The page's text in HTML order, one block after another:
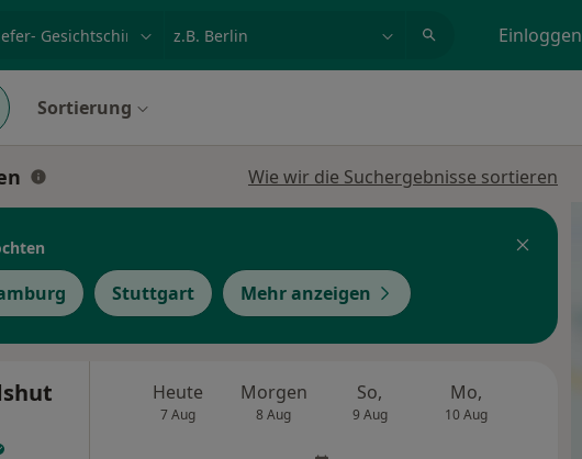
Einloggen
Sortierung
Wie wir die Suchergebnisse sortieren
Stuttgart Mehr anzeigen
Heute
7 Aug
Morgen
8 Aug
So,
9 Aug
Mo,
10 Aug